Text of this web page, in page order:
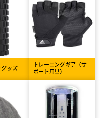
グッズ
トレーニングギア（サ
ポート用具）